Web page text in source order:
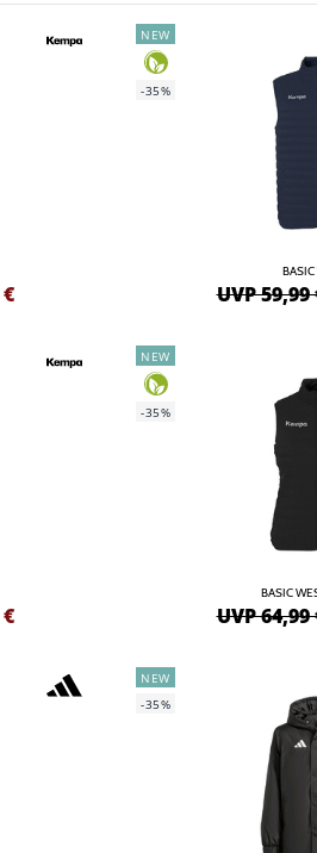
€
NEW
-35%
BASIC
UVP 59,99
€
NEW
-35%
BASIC
UVP 64,99
NEW
-35%